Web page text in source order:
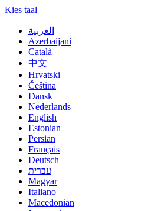
Kies taal
العربية
Azerbaijani
Català
中文
Hrvatski
Čeština
Dansk
Nederlands
English
Estonian
Persian
Français
Deutsch
עברית
Magyar
Italiano
Macedonian